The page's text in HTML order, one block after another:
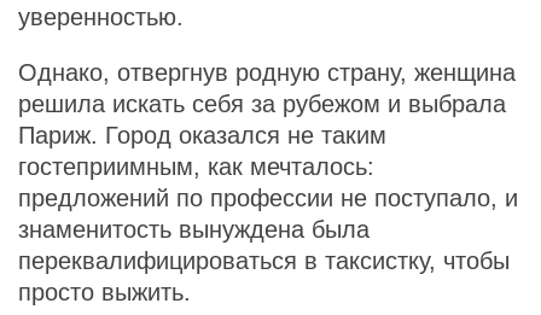
уверенностью.
Однако, отвергнув родную страну, женщина
решила искать себя за рубежом и выбрала
Париж. Город оказался не таким
гостеприимным, как мечталось:
предложений по профессии не поступало, и
знаменитость вынуждена была
переквалифицироваться в таксистку, чтобы
просто выжить.